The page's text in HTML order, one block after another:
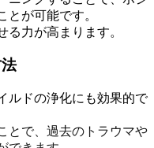
とが可能です。
力が高まります。
ルドの浄化にも効果的で
とで、過去のトラウマや